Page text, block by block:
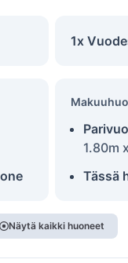
1x
1.80m
Tässä
Näytä kaikki huoneet